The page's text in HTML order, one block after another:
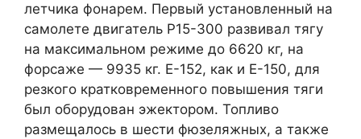
летчика фонарем. Первый установленный на
самолете двигатель Р15-300 развивал тягу
на максимальном режиме до 6620 кг, на
форсаже — 9935 кг. Е-152, как и Е-150, для
резкого кратковременного повышения тяги
был оборудован эжектором. Топливо
размещалось в шести фюзеляжных, а также